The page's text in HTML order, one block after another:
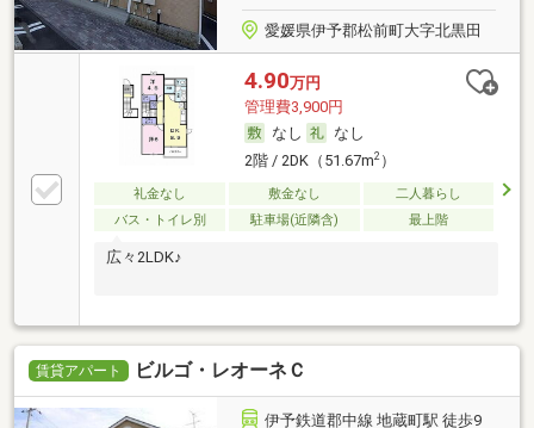
愛媛県伊予郡松前町大字北黒田
4.90万円
管理費3,900円
なし
なし
2階 / 2DK（51.67m2）
礼金なし 敷金なし
二人暮らし
バス・トイレ別
駐車場(近隣含) 最上階
広々2LDK♪
賃貸アパート ビルゴ・レオーネＣ
伊予鉄道郡中線 地蔵町駅 徒歩9